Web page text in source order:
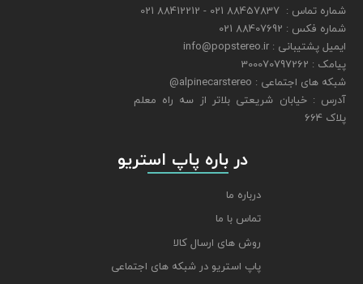
شماره تماس : 88457837 021 - 88412212 021
شماره فکس : 88407692 021
ایمیل پشتیبانی : info@popstereo.ir
پیامک : 300070797262
شبکه های اجتماعی : alpinecarstereo@
​​​​​​​آدرس : خیابان شریعتی بلاتر از سه راه معلم
پلاک 664
​​​​​​​ در باره پاپ استریو
درباره ما
تماس با ما
روش های ارسال کالا
پاپ استریو در شبکه های اجتماعی